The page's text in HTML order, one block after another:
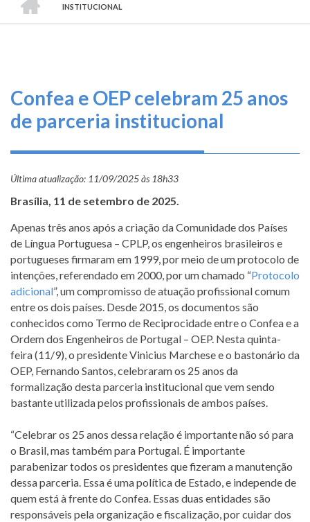
O
que
se
Conosco
e
Prestação
de
Contas
TRILHA
DE
INSTITUCIONAL
Confea e OEP celebram 25 anos
de parceria institucional
Última atualização: 11/09/2025 às 18h33
Brasília, 11 de setembro de 2025.
Apenas três anos após a criação da Comunidade dos Países
de Língua Portuguesa – CPLP, os engenheiros brasileiros e
portugueses firmaram em 1999, por meio de um protocolo de
intenções, referendado em 2000, por um chamado “Protocolo
adicional”, um compromisso de atuação profissional comum
entre os dois países. Desde 2015, os documentos são
conhecidos como Termo de Reciprocidade entre o Confea e a
Ordem dos Engenheiros de Portugal – OEP. Nesta quinta-
feira (11/9), o presidente Vinicius Marchese e o bastonário da
OEP, Fernando Santos, celebraram os 25 anos da
formalização desta parceria institucional que vem sendo
bastante utilizada pelos profissionais de ambos países.
“Celebrar os 25 anos dessa relação é importante não só para
o Brasil, mas também para Portugal. É importante
parabenizar todos os presidentes que fizeram a manutenção
dessa parceria. Essa é uma política de Estado, e independe de
quem está à frente do Confea. Essas duas entidades são
responsáveis pela organização e fiscalização, por cuidar dos